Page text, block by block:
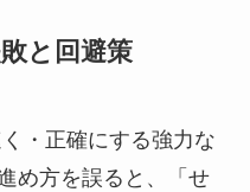
と回避策
・正確にする強力な
め方を誤ると、「せ